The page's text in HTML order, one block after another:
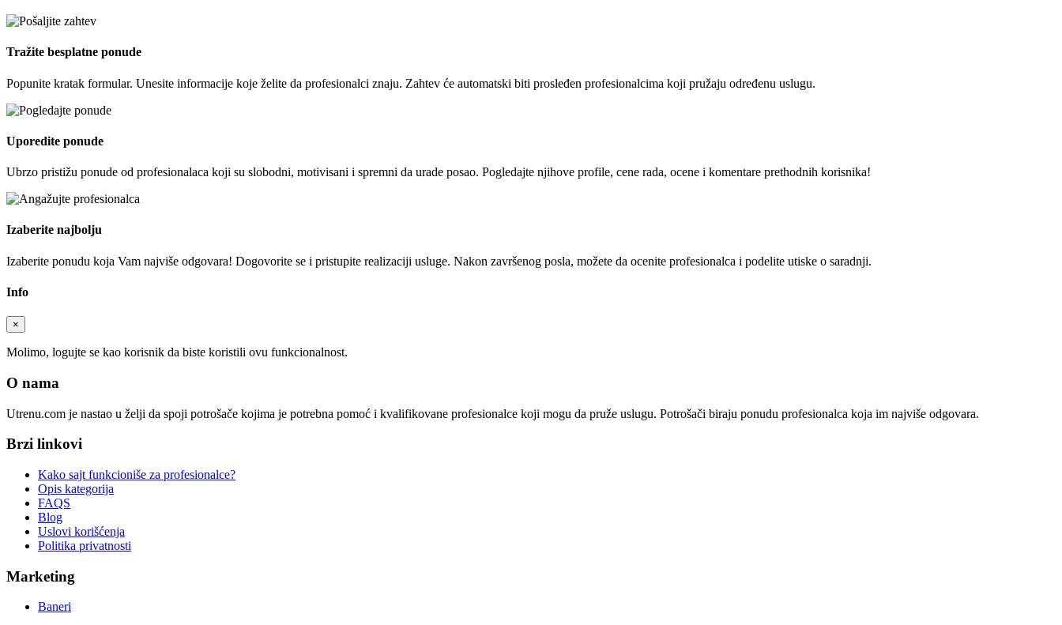
Tražite besplatne ponude
Popunite kratak formular. Unesite informacije koje želite da profesionalci znaju. Zahtev će automatski biti prosleđen profesionalcima koji pružaju određenu uslugu.
Uporedite ponude
Ubrzo pristižu ponude od profesionalaca koji su slobodni, motivisani i spremni da urade posao. Pogledajte njihove profile, cene rada, ocene i komentare prethodnih korisnika!
Izaberite najbolju
Izaberite ponudu koja Vam najviše odgovara! Dogovorite se i pristupite realizaciji usluge. Nakon završenog posla, možete da ocenite profesionalca i podelite utiske o saradnji.
Info
×
Molimo, logujte se kao korisnik da biste koristili ovu funkcionalnost.
O nama
Utrenu.com je nastao u želji da spoji potrošače kojima je potrebna pomoć i kvalifikovane profesionalce koji mogu da pruže uslugu. Potrošači biraju ponudu profesionalca koja im najviše odgovara.
Brzi linkovi
Kako sajt funkcioniše za profesionalce?
Opis kategorija
FAQS
Blog
Uslovi korišćenja
Politika privatnosti
Marketing
Baneri